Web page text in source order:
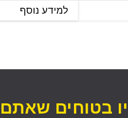
למידע נוסף
בטוחים שאתם